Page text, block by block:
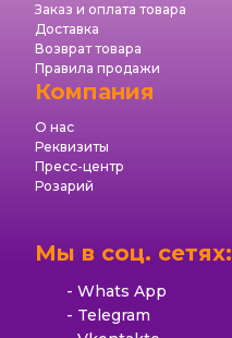
Заказ и оплата товара
Доставка
Возврат товара
Правила продажи
Компания
О нас
Реквизиты
Пресс-центр
Розарий
Мы в соц. сетях:
Whats App
Telegram